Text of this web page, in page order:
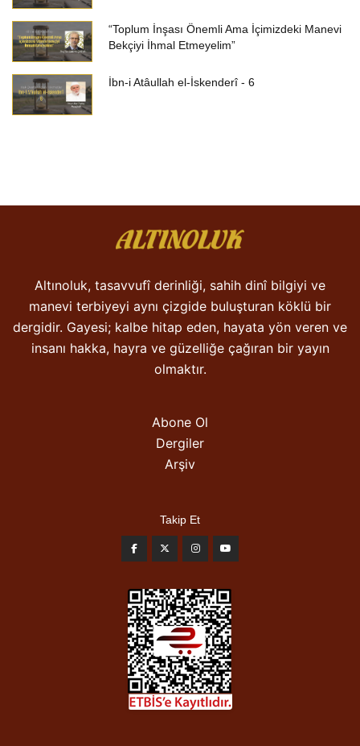
“Toplum İnşası Önemli Ama İçimizdeki Manevi
Bekçiyi İhmal Etmeyelim”
İbn-i Atâullah el-İskenderî - 6
Altınoluk, tasavvufî derinliği, sahih dinî bilgiyi ve
manevi terbiyeyi aynı çizgide buluşturan köklü bir
dergidir. Gayesi; kalbe hitap eden, hayata yön veren ve
insanı hakka, hayra ve güzelliğe çağıran bir yayın
olmaktır.
Abone Ol
Dergiler
Arşiv
Takip Et